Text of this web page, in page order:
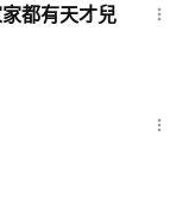
家都有天才兒